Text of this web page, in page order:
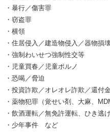
・暴行／傷害罪
・窃盗罪
・横領
・住居侵入／建造物侵入／器物損
・強制わいせつ強制性交等
・児童買春／児童ポルノ
・恐喝／脅迫
・投資詐欺／オレオレ詐欺／還付
・薬物犯罪（覚せい剤、大麻、
・飲酒運転／無免許運転、ひき逃
・少年事件 など